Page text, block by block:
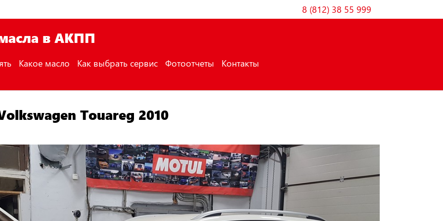
8 (812) 38 55 999
в АКПП
Какое масло Как выбрать сервис Фотоотчеты Контакты
Touareg 2010